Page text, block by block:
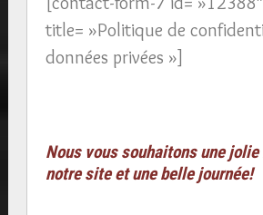
title= »Politique de
données privées »]
Nous vous souhaitons une
notre site et une belle journée!